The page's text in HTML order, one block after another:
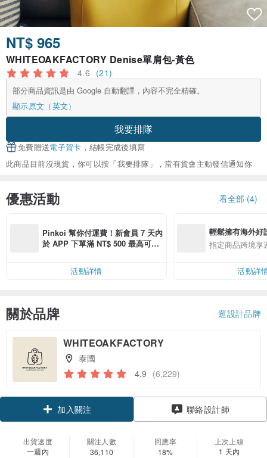
NT$ 965
WHITEOAKFACTORY Denise單肩包-黃色
4.6 (21)
部分商品資訊是由 Google 自動翻譯，內容不完全精確。
顯示原文（英文）
我要排隊
免費贈送電子賀卡 ，結帳完成後填寫
此商品目前沒現貨，你可以按「我要排隊」，當有貨會主動發信通知你
優惠活動 看全部 (4)
Pinkoi 幫你付運費！新會員 7 天內
於 APP 下單滿 NT$ 500 最高可折
活動詳情
輕鬆擁有海外好
指定商品跨境享
活動詳
關於品牌 逛設計品牌
WHITEOAKFACTORY
泰國
4.9 (6,229)
領優惠券
加入關注
聯絡設計師
出貨速度
一週內
關注人數
36,110
回應率
18%
上次上線
1 天內